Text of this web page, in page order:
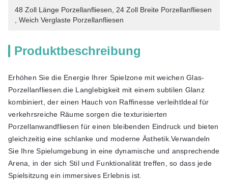
48 Zoll Länge Porzellanfliesen
24 Zoll Breite Porzellanfliesen
Weich Verglaste Porzellanfliesen
Produktbeschreibung
Erhöhen Sie die Energie Ihrer Spielzone mit weichen Glas-
Porzellanfliesen.die Langlebigkeit mit einem subtilen Glanz
kombiniert, der einen Hauch von Raffinesse verleihtIdeal für
verkehrsreiche Räume sorgen die texturisierten
Porzellanwandfliesen für einen bleibenden Eindruck und bieten
gleichzeitig eine schlanke und moderne Ästhetik.Verwandeln
Sie Ihre Spielumgebung in eine dynamische und ansprechende
Arena, in der sich Stil und Funktionalität treffen, so dass jede
Spielsitzung ein immersives Erlebnis ist.